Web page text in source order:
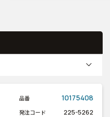
品番 10175408
発注コード 225-5262